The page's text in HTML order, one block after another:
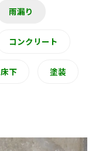
雨漏り
コンクリート
床下 塗装